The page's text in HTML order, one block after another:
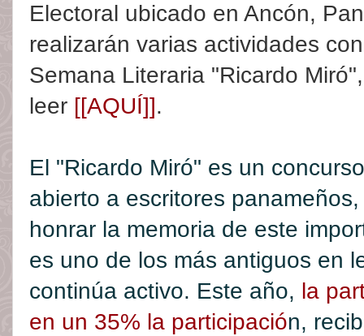
Electoral ubicado en Ancón,
realizarán varias actividades
Semana Literaria "Ricardo
leer [[AQUÍ]].
El "Ricardo Miró" es un
abierto a escritores
honrar la memoria de este
es uno de los más antiguos en
continúa activo. Este año, la
en un 35% la participación,